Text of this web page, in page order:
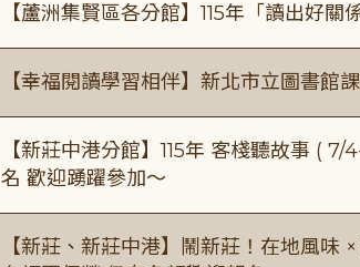
【蘆洲集賢區各分館】115年「讀出好關
【幸福閱讀學習相伴】新北市立圖書館
【新莊中港分館】115年 客棧聽故事 (
名 歡迎踴躍參加～
【新莊、新莊中港】鬧新莊！在地風味